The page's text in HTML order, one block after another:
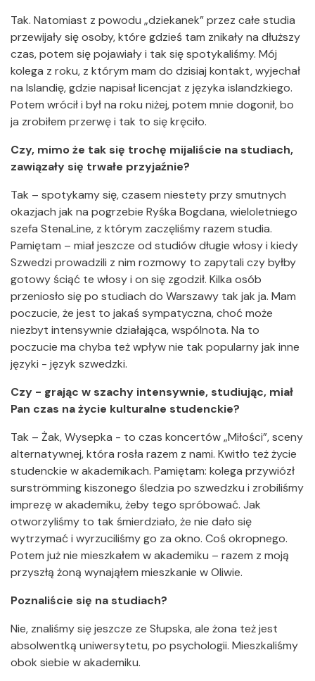
Tak. Natomiast z powodu „dziekanek” przez całe studia
przewijały się osoby, które gdzieś tam znikały na dłuższy
czas, potem się pojawiały i tak się spotykaliśmy. Mój
kolega z roku, z którym mam do dzisiaj kontakt, wyjechał
na Islandię, gdzie napisał licencjat z języka islandzkiego.
Potem wrócił i był na roku niżej, potem mnie dogonił, bo
ja zrobiłem przerwę i tak to się kręciło.
Czy, mimo że tak się trochę mijaliście na studiach,
zawiązały się trwałe przyjaźnie?
Tak – spotykamy się, czasem niestety przy smutnych
okazjach jak na pogrzebie Ryśka Bogdana, wieloletniego
szefa StenaLine, z którym zaczęliśmy razem studia.
Pamiętam – miał jeszcze od studiów długie włosy i kiedy
Szwedzi prowadzili z nim rozmowy to zapytali czy byłby
gotowy ściąć te włosy i on się zgodził. Kilka osób
przeniosło się po studiach do Warszawy tak jak ja. Mam
poczucie, że jest to jakaś sympatyczna, choć może
niezbyt intensywnie działająca, wspólnota. Na to
poczucie ma chyba też wpływ nie tak popularny jak inne
języki - język szwedzki.
Czy - grając w szachy intensywnie, studiując, miał
Pan czas na życie kulturalne studenckie?
Tak – Żak, Wysepka - to czas koncertów „Miłości”, sceny
alternatywnej, która rosła razem z nami. Kwitło też życie
studenckie w akademikach. Pamiętam: kolega przywiózł
surströmming kiszonego śledzia po szwedzku i zrobiliśmy
imprezę w akademiku, żeby tego spróbować. Jak
otworzyliśmy to tak śmierdziało, że nie dało się
wytrzymać i wyrzuciliśmy go za okno. Coś okropnego.
Potem już nie mieszkałem w akademiku – razem z moją
przyszłą żoną wynająłem mieszkanie w Oliwie.
Poznaliście się na studiach?
Nie, znaliśmy się jeszcze ze Słupska, ale żona też jest
absolwentką uniwersytetu, po psychologii. Mieszkaliśmy
obok siebie w akademiku.